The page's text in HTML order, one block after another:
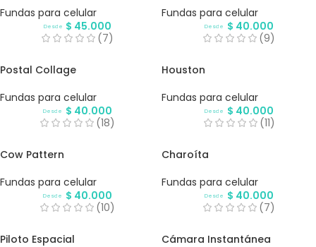
Fundas para celular
Desde $ 45.000
(7)
Fundas para celular
Desde $ 40.000
(9)
Postal Collage
Fundas para celular
Desde $ 40.000
(18)
Houston
Fundas para celular
Desde $ 40.000
(11)
Cow Pattern
Fundas para celular
Desde $ 40.000
(10)
Charoíta
Fundas para celular
Desde $ 40.000
(7)
Piloto Espacial
Cámara Instantánea